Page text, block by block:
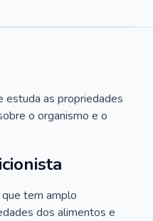
estuda as propriedades
o organismo e o
tem amplo
dos alimentos e